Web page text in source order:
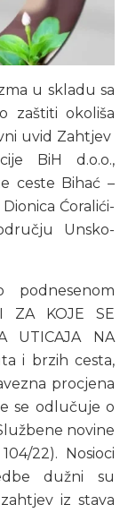
u skladu sa
zaštiti okoliša
uvid Zahtjev
BiH d.o.o.,
ceste Bihać –
Ćoralići-
Unsko-
podnesenom
ZA KOJE SE
UTICAJA NA
i brzih cesta,
procjena
se odlučuje o
novine
22). Nosioci
dužni su
iz stava